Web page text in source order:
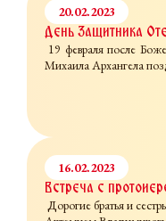
20.02.2023
День Защитника
19 февраля после
Михаила Архангела
16.02.2023
Встреча с
Дорогие братья и